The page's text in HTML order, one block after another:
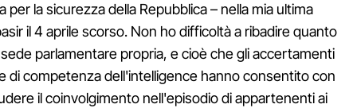
per la sicurezza della Repubblica – nella mia ultima
il 4 aprile scorso. Non ho difficoltà a ribadire quanto
parlamentare propria, e cioè che gli accertamenti
di competenza dell'intelligence hanno consentito con
il coinvolgimento nell'episodio di appartenenti ai